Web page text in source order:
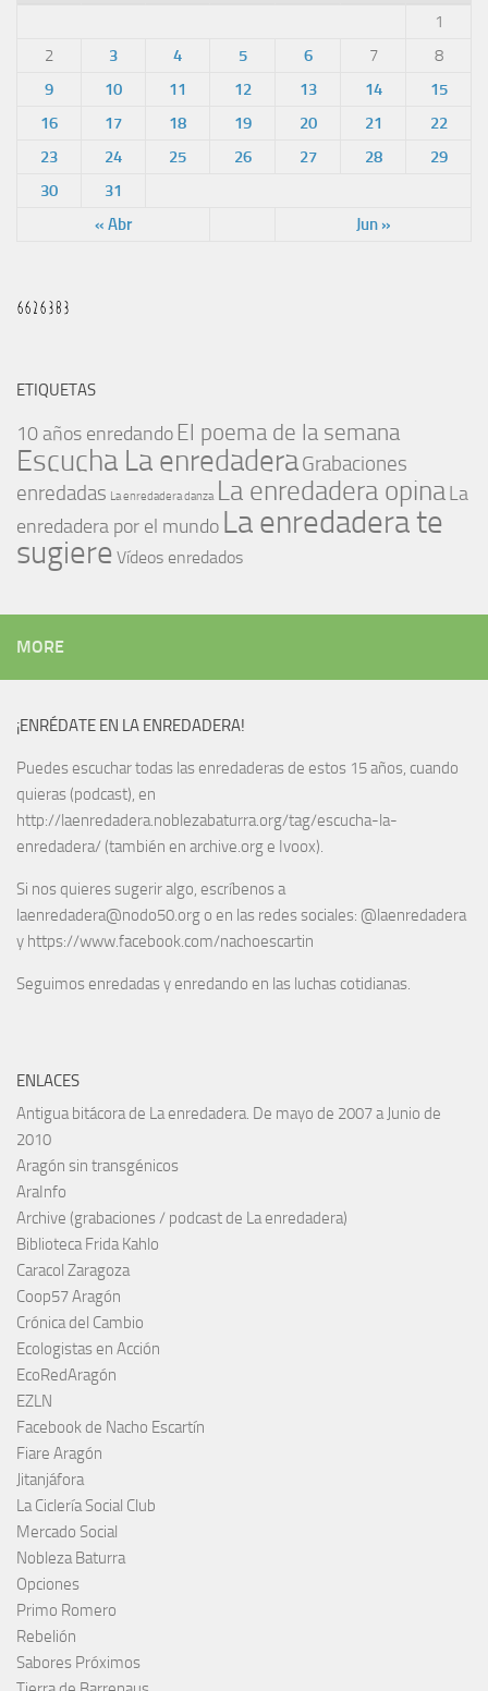
« Abr Jun »
1
2
3 4 5 6 7
8
9
10 11 12 13 14
15
16
17 18 19 20 21
22
23
24 25 26 27 28
29
30
31
ETIQUETAS
10 años enredando El poema de la semana
Escucha La enredaderaGrabaciones
enredadas La enredadera danza La enredadera opina La
enredadera por el mundo La enredadera te
sugiere Vídeos enredados
MORE
¡ENRÉDATE EN LA ENREDADERA!
Puedes escuchar todas las enredaderas de estos 15 años, cuando
quieras (podcast), en
http://laenredadera.noblezabaturra.org/tag/escucha-la-
enredadera/ (también en archive.org e Ivoox).
Si nos quieres sugerir algo, escríbenos a
laenredadera@nodo50.org o en las redes sociales: @laenredadera
y https://www.facebook.com/nachoescartin
Seguimos enredadas y enredando en las luchas cotidianas.
ENLACES
Antigua bitácora de La enredadera. De mayo de 2007 a Junio de
2010
Aragón sin transgénicos
AraInfo
Archive (grabaciones / podcast de La enredadera)
Biblioteca Frida Kahlo
Caracol Zaragoza
Coop57 Aragón
Crónica del Cambio
Ecologistas en Acción
EcoRedAragón
EZLN
Facebook de Nacho Escartín
Fiare Aragón
Jitanjáfora
La Ciclería Social Club
Mercado Social
Nobleza Baturra
Opciones
Primo Romero
Rebelión
Sabores Próximos